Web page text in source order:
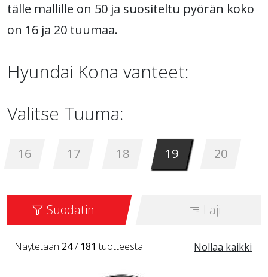
tälle mallille on 50 ja suositeltu pyörän koko
on 16 ja 20 tuumaa.
Hyundai Kona vanteet:
Valitse Tuuma:
16 17 18 19 20
Suodatin Laji
Nollaa kaikki
Näytetään 24/ 181 tuotteesta